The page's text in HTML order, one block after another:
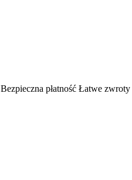
Bezpieczna płatność Łatwe zwroty